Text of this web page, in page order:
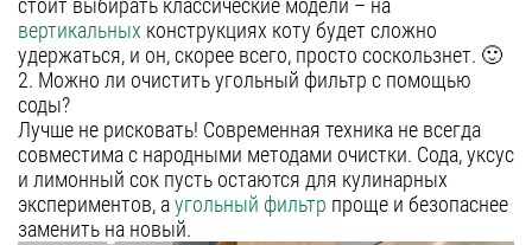
Самара
Уфа
Воронеж
Красноярск
Ростов-на-Дону
Омск
стоит выбирать классические модели – на
вертикальных конструкциях коту будет сложно
удержаться, и он, скорее всего, просто соскользнет. 🙂
2. Можно ли очистить угольный фильтр с помощью
соды?
Лучше не рисковать! Современная техника не всегда
совместима с народными методами очистки. Сода, уксус
и лимонный сок пусть остаются для кулинарных
экспериментов, аугольный фильтр проще и безопаснее
заменить на новый.